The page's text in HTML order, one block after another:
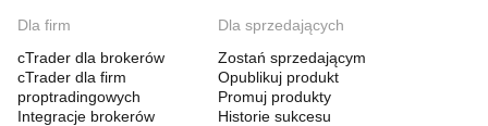
Dla firm
cTrader dla brokerów
cTrader dla firm
proptradingowych
Integracje brokerów
Dla sprzedających
Zostań sprzedającym
Opublikuj produkt
Promuj produkty
Historie sukcesu